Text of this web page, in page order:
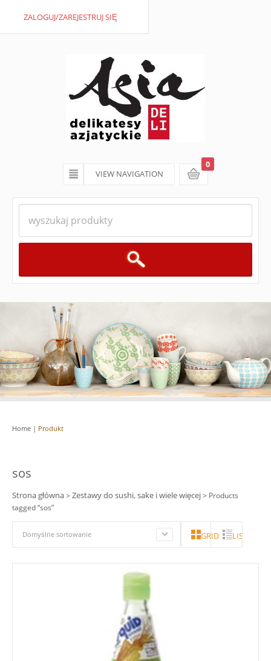
VIEW NAVIGATION
ZALOGUJ/ZAREJESTRUJ SIĘ
koszyk
0
Home | Produkt
sos
Strona główna> Zestawy do sushi, sake i wiele więcej> Products
tagged “sos”
Domyślne sortowanie GRID LISTA